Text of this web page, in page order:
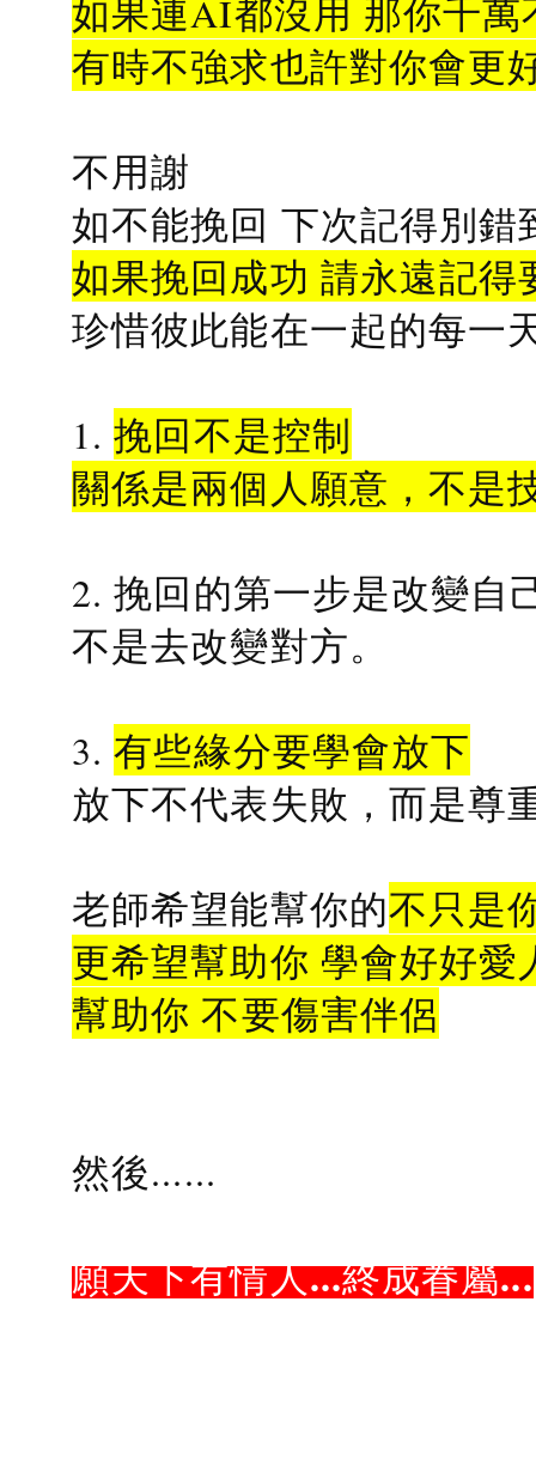
如果連AI都沒用 那你千
有時不強求也許對你會更
不用謝
如不能挽回 下次記得別錯
如果挽回成功 請永遠記得
珍惜彼此能在一起的每一
1.挽回不是控制
關係是兩個人願意，不是
2. 挽回的第一步是改變自
不是去改變對方。
3.有些緣分要學會放下
放下不代表失敗，而是尊
老師希望能幫你的不只是
更希望幫助你 學會好好愛
幫助你 不要傷害伴侶
然後......
願天下有情人...終成眷屬...